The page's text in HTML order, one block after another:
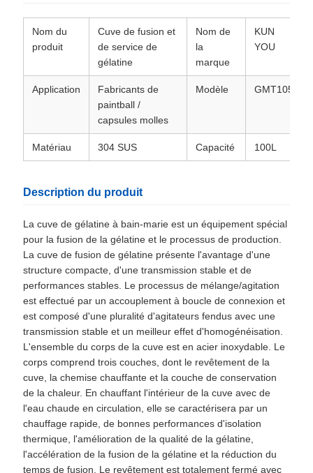
Nom du
produit
Cuve de fusion et
de service de
gélatine
Nom de
la
marque
KUN
YOU
Application
Fabricants de
paintball /
capsules molles
Modèle GMT105
Matériau 304 SUS Capacité 100L
Description du produit
La cuve de gélatine à bain-marie est un équipement spécial
pour la fusion de la gélatine et le processus de production.
La cuve de fusion de gélatine présente l'avantage d'une
structure compacte, d'une transmission stable et de
performances stables. Le processus de mélange/agitation
est effectué par un accouplement à boucle de connexion et
est composé d'une pluralité d'agitateurs fendus avec une
transmission stable et un meilleur effet d'homogénéisation.
L'ensemble du corps de la cuve est en acier inoxydable. Le
corps comprend trois couches, dont le revêtement de la
cuve, la chemise chauffante et la couche de conservation
de la chaleur. En chauffant l'intérieur de la cuve avec de
l'eau chaude en circulation, elle se caractérisera par un
chauffage rapide, de bonnes performances d'isolation
thermique, l'amélioration de la qualité de la gélatine,
l'accélération de la fusion de la gélatine et la réduction du
temps de fusion. Le revêtement est totalement fermé avec